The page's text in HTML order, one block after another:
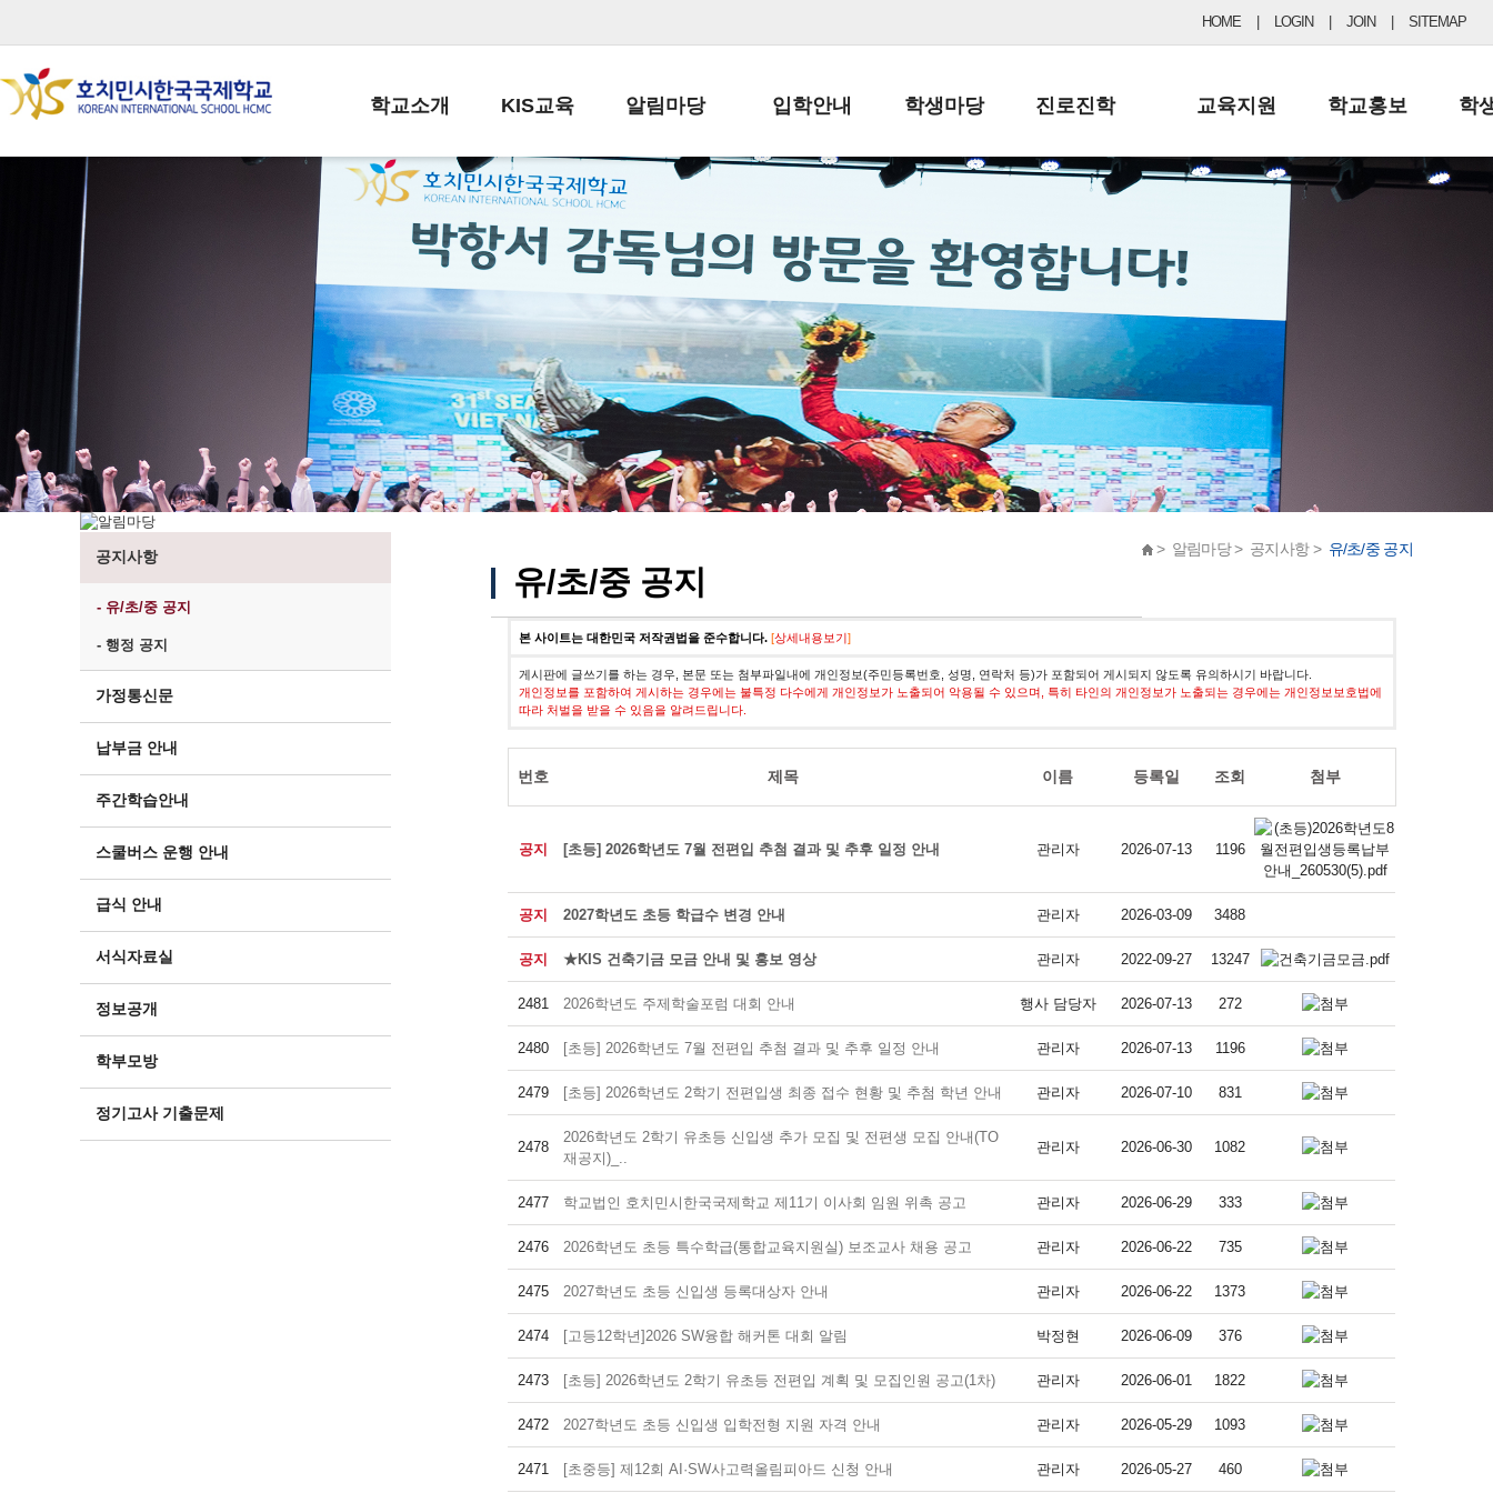
HOME LOGIN JOIN SITEMAP
학교소개
학교장인사말
학교상징
학교연혁
교직원현황
학생현황
위치/전화
전경사진
KIS교육
교육목표
학사일정
일과시간표
성과평가자료
알림마당
공지사항
납부금 안내
스쿨버스 운행 안내
급식안내
서식자료실
학부모방
정기고사 기출문제
입학안내
전-편입 서류양식
입학금/수업료
교복구입안내
학생마당
학생생활규정
학교신문
자율진로동아리
유초등 소식지
진로진학
공지사항 및 입시자료
드림레터
교육지원
행정실
학교운영위원회
학교건축기금
학교홍보
보도자료
학
공지사항
- 유/초/중 공지
- 행정 공지
가정통신문
납부금 안내
주간학습안내
스쿨버스 운행 안내
급식 안내
서식자료실
정보공개
학부모방
정기고사 기출문제
> 알림마당 > 공지사항 > 유/초/중 공지
유/초/중 공지
본 사이트는 대한민국 저작권법을 준수합니다. [상세내용보기]
게시판에 글쓰기를 하는 경우, 본문 또는 첨부파일내에 개인정보(주민등록번호, 성명, 연락처 등)가 포함되어 게시되지 않도록 유의하시기 바랍니다.
개인정보를 포함하여 게시하는 경우에는 불특정 다수에게 개인정보가 노출되어 악용될 수 있으며, 특히 타인의 개인정보가 노출되는 경우에는 개인정보보호법에
따라 처벌을 받을 수 있음을 알려드립니다.
번호 제목 이름 등록일 조회 첨부
공지 [초등] 2026학년도 7월 전편입 추첨 결과 및 추후 일정 안내 관리자 2026-07-13 1196
공지 2027학년도 초등 학급수 변경 안내 관리자 2026-03-09 3488
공지 ★KIS 건축기금 모금 안내 및 홍보 영상 관리자 2022-09-27 13247
2481 2026학년도 주제학술포럼 대회 안내 행사 담당자 2026-07-13 272
2480 [초등] 2026학년도 7월 전편입 추첨 결과 및 추후 일정 안내 관리자 2026-07-13 1196
2479 [초등] 2026학년도 2학기 전편입생 최종 접수 현황 및 추첨 학년 안내 관리자 2026-07-10 831
2478
2026학년도 2학기 유초등 신입생 추가 모집 및 전편생 모집 안내(TO
재공지)_..
관리자 2026-06-30 1082
2477 학교법인 호치민시한국국제학교 제11기 이사회 임원 위촉 공고 관리자 2026-06-29 333
2476 2026학년도 초등 특수학급(통합교육지원실) 보조교사 채용 공고 관리자 2026-06-22 735
2475 2027학년도 초등 신입생 등록대상자 안내 관리자 2026-06-22 1373
2474 [고등12학년]2026 SW융합 해커톤 대회 알림 박정현 2026-06-09 376
2473 [초등] 2026학년도 2학기 유초등 전편입 계획 및 모집인원 공고(1차) 관리자 2026-06-01 1822
2472 2027학년도 초등 신입생 입학전형 지원 자격 안내 관리자 2026-05-29 1093
2471 [초중등] 제12회 AI·SW사고력올림피아드 신청 안내 관리자 2026-05-27 460